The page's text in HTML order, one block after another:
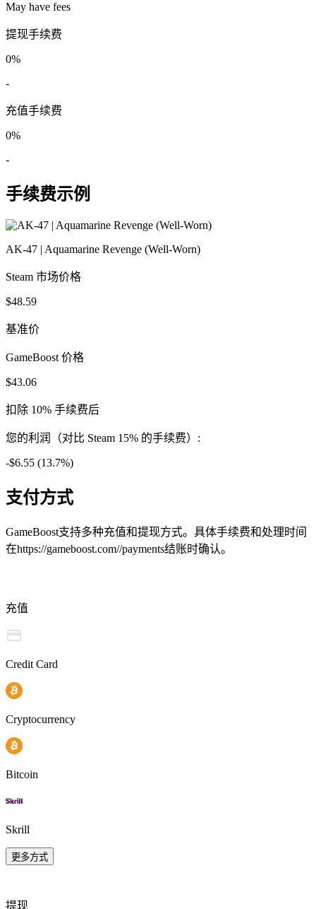
May have fees
提现手续费
0%
-
充值手续费
0%
-
手续费示例
AK-47 | Aquamarine Revenge (Well-Worn)
Steam 市场价格
$48.59
基准价
GameBoost 价格
$43.06
扣除 10% 手续费后
您的利润（对比 Steam 15% 的手续费）:
-$6.55 (13.7%)
支付方式
GameBoost支持多种充值和提现方式。具体手续费和处理时间
在https://gameboost.com//payments结账时确认。
充值
Credit Card
Cryptocurrency
Bitcoin
Skrill
更多方式
提现